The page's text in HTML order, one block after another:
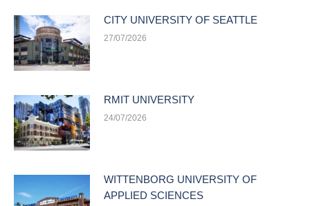
CITY UNIVERSITY OF SEATTLE
27/07/2026
RMIT UNIVERSITY
24/07/2026
WITTENBORG UNIVERSITY OF
APPLIED SCIENCES